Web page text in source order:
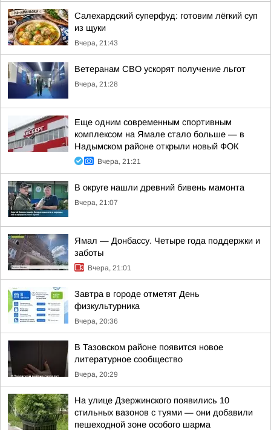
Салехардский суперфуд: готовим лёгкий суп
из щуки
Вчера, 21:43
Ветеранам СВО ускорят получение льгот
Вчера, 21:28
Еще одним современным спортивным
комплексом на Ямале стало больше — в
Надымском районе открыли новый ФОК
Вчера, 21:21
В округе нашли древний бивень мамонта
Вчера, 21:07
Ямал — Донбассу. Четыре года поддержки и
заботы
Вчера, 21:01
Завтра в городе отметят День
физкультурника
Вчера, 20:36
В Тазовском районе появится новое
литературное сообщество
Вчера, 20:29
На улице Дзержинского появились 10
стильных вазонов с туями — они добавили
пешеходной зоне особого шарма